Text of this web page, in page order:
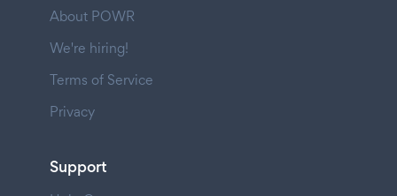
About POWR
We're hiring!
Terms of Service
Privacy
Support